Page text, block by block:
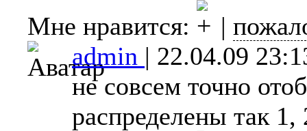
Мне нравится:
|
admin | 22.04.09
не совсем точно
распределены так